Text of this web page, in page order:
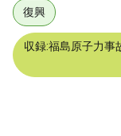
復興
収録:福島原子力事